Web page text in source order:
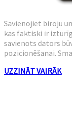
Savienojiet biroju
kas faktiski ir
savienots dators
pozicionēšanai.
UZZINĀT VAIRĀK